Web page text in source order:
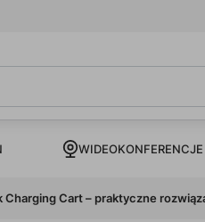
Cart – praktyczne